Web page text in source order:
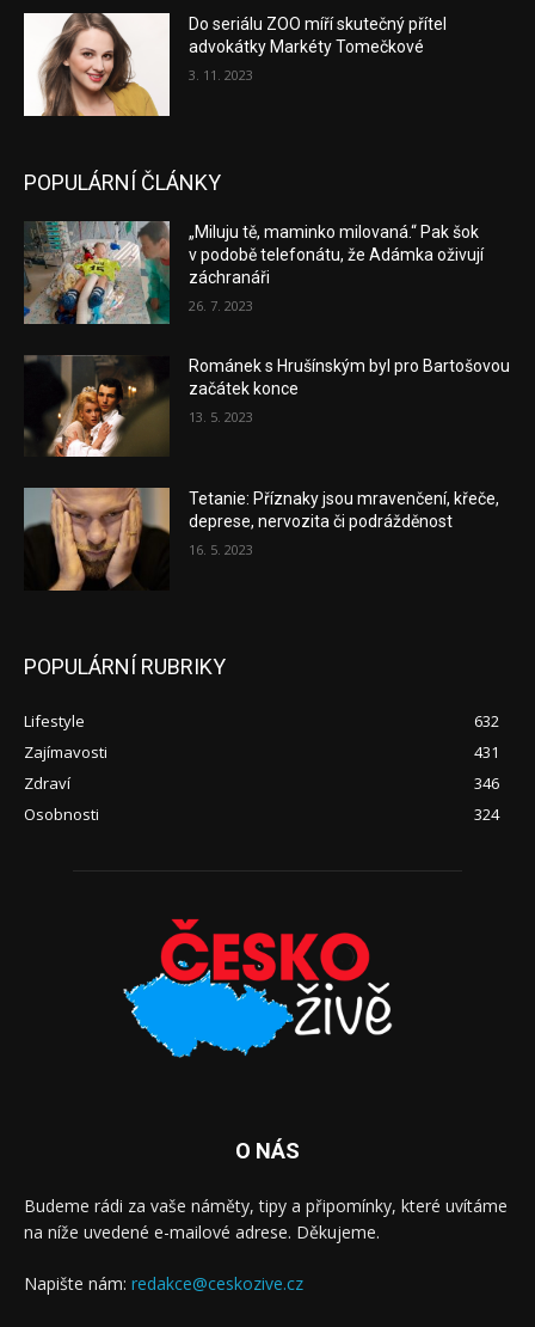
Do seriálu ZOO míří skutečný přítel
advokátky Markéty Tomečkové
3. 11. 2023
POPULÁRNÍ ČLÁNKY
„Miluju tě, maminko milovaná.“ Pak šok
v podobě telefonátu, že Adámka oživují
záchranáři
26. 7. 2023
Románek s Hrušínským byl pro Bartošovou
začátek konce
13. 5. 2023
Tetanie: Příznaky jsou mravenčení, křeče,
deprese, nervozita či podrážděnost
16. 5. 2023
POPULÁRNÍ RUBRIKY
Lifestyle
632
Zajímavosti
431
Zdraví
346
Osobnosti
324
O NÁS
Budeme rádi za vaše náměty, tipy a připomínky, které uvítáme
na níže uvedené e-mailové adrese. Děkujeme.
Napište nám: redakce@ceskozive.cz